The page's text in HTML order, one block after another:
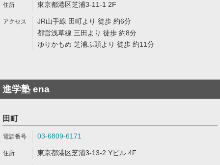
東京都港区芝浦3-11-1 2F
JR山手線 田町より 徒歩 約6分
都営浅草線 三田より 徒歩 約8分
ゆりかもめ 芝浦ふ頭より 徒歩 約11分
進学塾 ena
田町
03-6809-6171
東京都港区芝浦3-13-2 Yビル 4F